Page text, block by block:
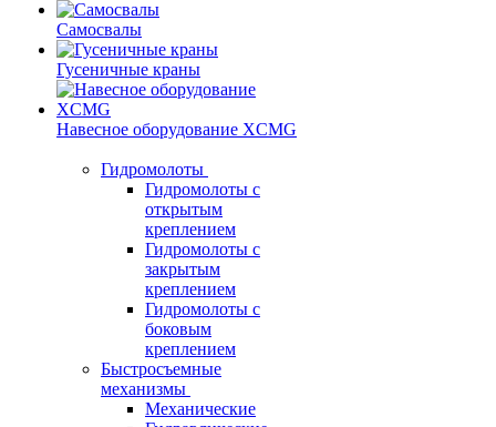
Самосвалы
Гусеничные краны
Навесное оборудование XCMG
Гидромолоты
Гидромолоты с
открытым
креплением
Гидромолоты с
закрытым
креплением
Гидромолоты с
боковым
креплением
Быстросъемные
механизмы
Механические